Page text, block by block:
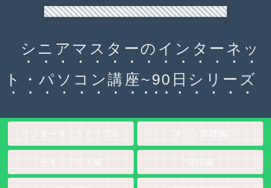
90日チャレンジ！シニアのためのパソコン・インターネット入門
シニアマスターのインターネッ
ト・パソコン講座~90日シリーズ